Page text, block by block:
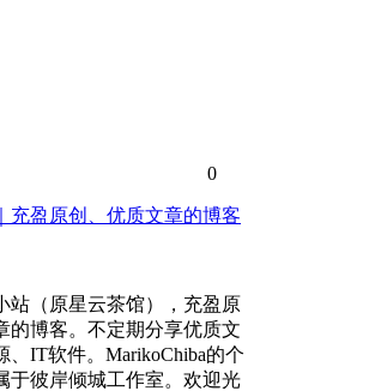
0
站（原星云茶馆），充盈原
的博客。不定期分享优质文
、IT软件。MarikoChiba的个
于彼岸倾城工作室。欢迎光